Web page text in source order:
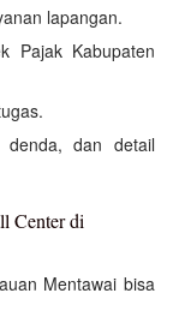
lapangan.
Pajak Kabupaten
denda, dan detail
Center di
Mentawai bisa